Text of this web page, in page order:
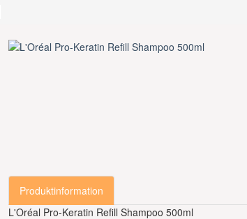
Produktinformation
L'Oréal Pro-Keratin Refill Shampoo 500ml